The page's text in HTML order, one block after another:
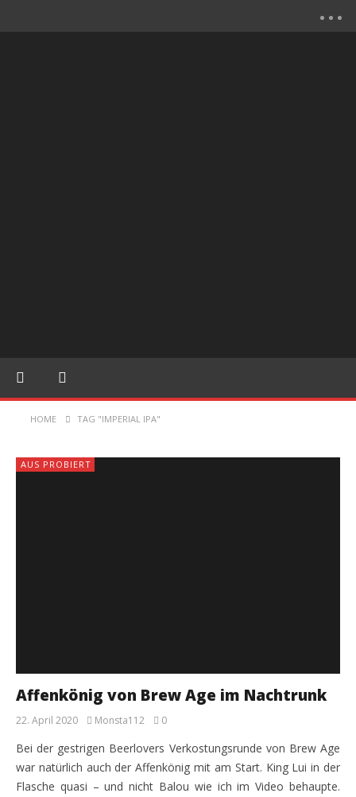
HOME TAG "IMPERIAL IPA"
AUS PROBIERT
Affenkönig von Brew Age im Nachtrunk
22. April 2020 Monsta112 0
Bei der gestrigen Beerlovers Verkostungsrunde von Brew Age
war natürlich auch der Affenkönig mit am Start. King Lui in der
Flasche quasi – und nicht Balou wie ich im Video behaupte.